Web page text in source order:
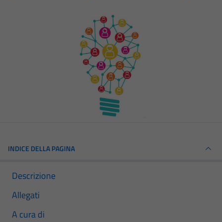
INDICE DELLA PAGINA
Descrizione
Allegati
A cura di